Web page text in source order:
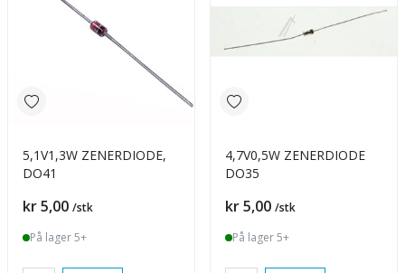
5,1V1,3W ZENERDIODE,
DO41
Pris
kr 5,00 /stk
På lager 5+
4,7V0,5W ZENERDIODE
DO35
Pris
kr 5,00 /stk
På lager 5+